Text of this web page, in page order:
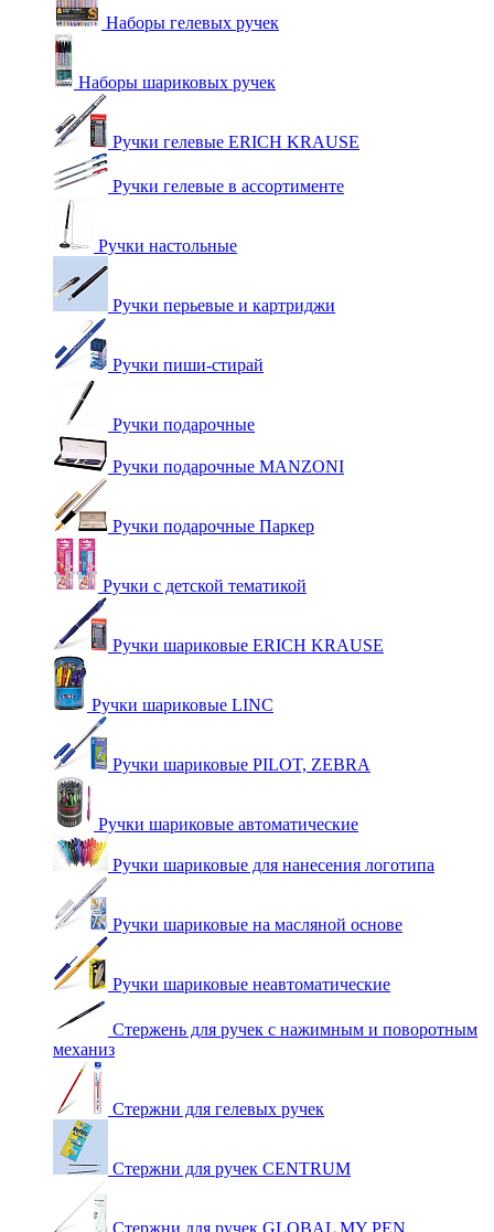
Наборы гелевых ручек
Наборы шариковых ручек
Ручки гелевые ERICH KRAUSE
Ручки гелевые в ассортименте
Ручки настольные
Ручки перьевые и картриджи
Ручки пиши-стирай
Ручки подарочные
Ручки подарочные MANZONI
Ручки подарочные Паркер
Ручки с детской тематикой
Ручки шариковые ERICH KRAUSE
Ручки шариковые LINC
Ручки шариковые PILOT, ZEBRA
Ручки шариковые автоматические
Ручки шариковые для нанесения логотипа
Ручки шариковые на масляной основе
Ручки шариковые неавтоматические
Стержень для ручек с нажимным и поворотным
механиз
Стержни для гелевых ручек
Стержни для ручек CENTRUM
Стержни для ручек GLOBAL MY PEN